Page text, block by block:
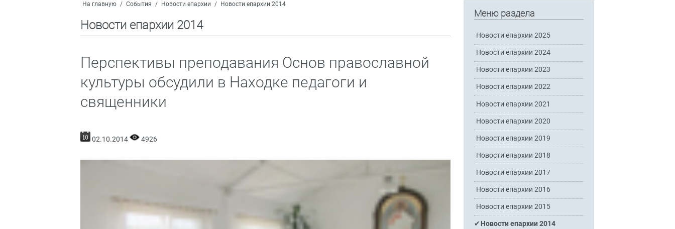
На главную / События / Новости епархии / Новости епархии 2014
Новости епархии 2014
Перспективы преподавания Основ православной
культуры обсудили в Находке педагоги и
священники
02.10.2014 4926
Меню раздела
Новости епархии 2025
Новости епархии 2024
Новости епархии 2023
Новости епархии 2022
Новости епархии 2021
Новости епархии 2020
Новости епархии 2019
Новости епархии 2018
Новости епархии 2017
Новости епархии 2016
Новости епархии 2015
Новости епархии 2014